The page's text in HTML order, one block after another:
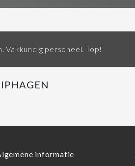
Vakkundig personeel. Top!
informatie